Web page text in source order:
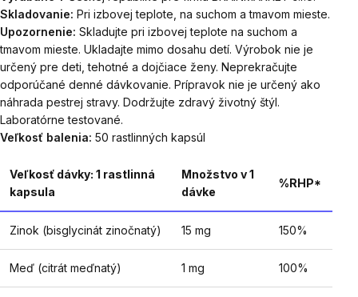
Skladovanie: Pri izbovej teplote, na suchom a tmavom mieste.
Upozornenie: Skladujte pri izbovej teplote na suchom a
tmavom mieste. Ukladajte mimo dosahu detí. Výrobok nie je
určený pre deti, tehotné a dojčiace ženy. Neprekračujte
odporúčané denné dávkovanie. Prípravok nie je určený ako
náhrada pestrej stravy. Dodržujte zdravý životný štýl.
Laboratórne testované.
Veľkosť balenia: 50 rastlinných kapsúl
Veľkosť dávky: 1 rastlinná
kapsula
Množstvo v 1
dávke
%RHP*
Zinok (bisglycinát zinočnatý) 15 mg 150%
Meď (citrát meďnatý) 1 mg 100%